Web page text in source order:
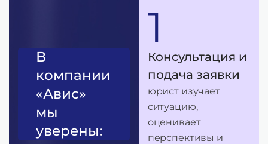
В
компании
«Авис»
мы
уверены:
1
Консультация и
подача заявки
юрист изучает
ситуацию,
оценивает
перспективы и